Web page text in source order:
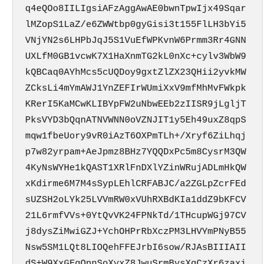
q4eQOo8IILIgsiAFzAggAwAE0bwnTpwIjx49Sqar
lMZopS1LaZ/e6ZWWtbp0gyGisi3t155FlLH3bYi5
VNjYN2s6LHPbJqJ5S1VuEfWPKvnW6Prmm3Rr4GNN
UXLfM0GB1vcwK7X1HaXnmTG2kL0nXc+cylv3WbW9
kQBCaq0AYhMcs5cUQDoy9gxtZlZX23QHii2yvkMW
ZCksLi4mYmAWJ1YnZEFIrWUmiXxV9mfMhMvFWkpk
KRerI5KaMCwKLIBYpFW2uNbwEEb2zIISR9jLgljT
PksVYD3bQqnATNVWNN0oVZNJIT1y5Eh49uxZ8qpS
mqw1fbeUory9vR0iAzT6OXPmTLh+/Xryf6ZiLhqj
p7w82yrpam+AeJpmz8BHz7YQQDxPc5m8CysrM3QW
4KyNsWYHe1kQAST1XRlFnDXlYZinWRujADLmHkQW
xKdirme6M7M4sSypLEhlCRFABJC/a2ZGLpZcrFEd
sUZSH2oLYk25LVVmRW0xVUhRXBdKIa1ddZ9bKFCV
21L6rmfVVs+0YtQvVK24FPNkTd/1THcupWGj97CV
j8dysZiMwiGZJ+YchOHPrRbXczPM3LHVYmPNyB55
Nsw5SM1LQt8LIOQehFFEJrbI6sow/RJAsBIIIAII